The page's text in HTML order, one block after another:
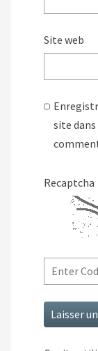
Site web
site
Recaptcha